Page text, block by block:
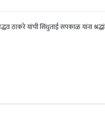
चॅम्पियन्स ट्रॉफीही जिंकली,